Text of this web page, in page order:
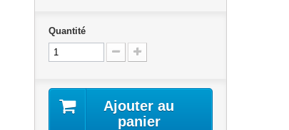
Quantité
Ajouter au
panier